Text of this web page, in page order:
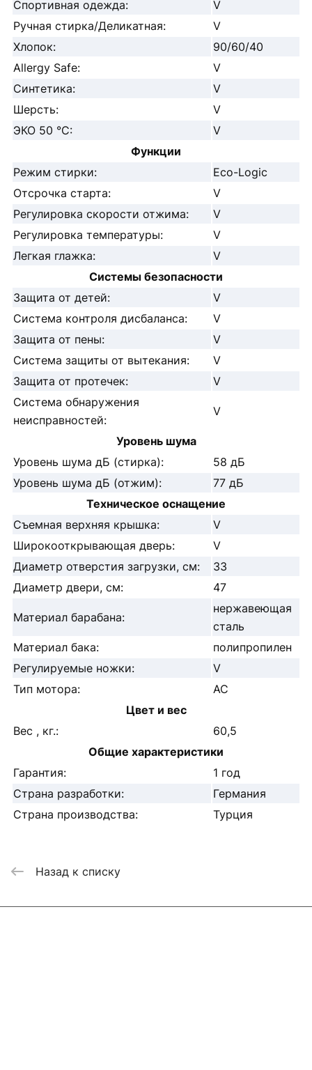
Спортивная одежда:
V
Ручная стирка/Деликатная:
V
Хлопок:
90/60/40
Allergy Safe:
V
Синтетика:
V
Шерсть:
V
ЭКО 50 °С:
V
Функции
Режим стирки:
Eco-Logic
Отсрочка старта:
V
Регулировка скорости отжима:
V
Регулировка температуры:
V
Легкая глажка:
V
Системы безопасности
Защита от детей:
V
Система контроля дисбаланса:
V
Защита от пены:
V
Система защиты от вытекания:
V
Защита от протечек:
V
Система обнаружения
неисправностей:
V
Уровень шума
Уровень шума дБ (стирка):
58 дБ
Уровень шума дБ (отжим):
77 дБ
Техническое оснащение
Съемная верхняя крышка:
V
Широкооткрывающая дверь:
V
Диаметр отверстия загрузки, см:
33
Диаметр двери, см:
47
Материал барабана:
нержавеющая
сталь
Материал бака:
полипропилен
Регулируемые ножки:
V
Тип мотора:
АС
Цвет и вес
Вес , кг.:
60,5
Общие характеристики
Гарантия:
1 год
Страна разработки:
Германия
Страна производства:
Турция
Назад к списку